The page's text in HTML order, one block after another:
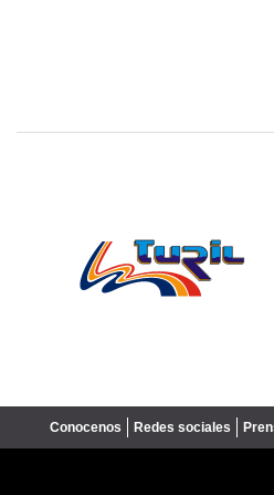
Conocenos Redes sociales